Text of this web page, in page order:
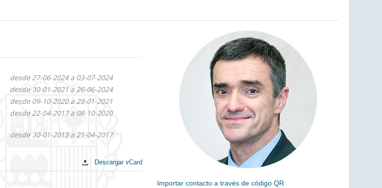
desde 27-06-2024 a 03-07-2024
desde 30-01-2021 a 26-06-2024
desde 09-10-2020 a 29-01-2021
desde 22-04-2017 a 08-10-2020
desde 30-01-2013 a 21-04-2017
Descargar vCard
Importar contacto a través de código QR